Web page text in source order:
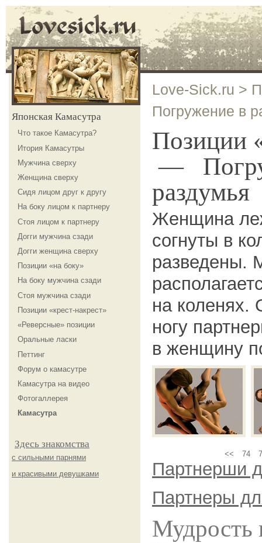
Японская Камасутра
Что такое Камасутра?
Итория Камасутры
Мужчина сверху
Женщина сверху
Сидя лицом друг к другу
На боку лицом к партнеру
Стоя лицом к партнеру
Догги мужчина сзади
Догги женщина сверху
Позиции «на боку»
На боку мужчина сзади
Стоя мужчина сзади
Позиции «крест-накрест»
«Реверсные» позиции
Оральные ласки
Петтинг
Форум о камасутре
Камасутра на видео
Фотогаллерея
Камасутра
Здесь знакомства
с сильными парнями
и красивыми девушками
Love-Sick.ru >
Погружение в
Позиции
—
раздумья
Женщина
согнуты в
разведены.
на коленях.
ногу
в женщину
<< 74
Партнерши
Партнеры
Мудрость